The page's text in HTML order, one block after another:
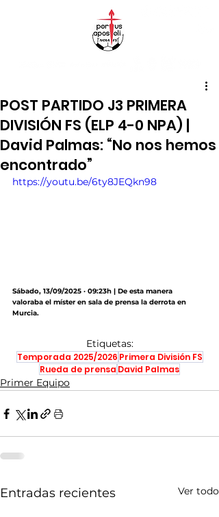
POST PARTIDO J3 PRIMERA
DIVISIÓN FS (ELP 4-0 NPA) |
David Palmas: “No nos hemos
encontrado”
https://youtu.be/6ty8JEQkn98
Sábado, 13/09/2025 · 09:23h | De esta manera
valoraba el míster en sala de prensa la derrota en
Murcia.
Etiquetas:
Temporada 2025/2026 Primera División FS
Rueda de prensa David Palmas
Primer Equipo
Entradas recientes Ver todo